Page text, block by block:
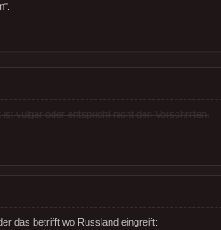
vulgär oder entspricht nicht den Vorschriften.
das betrifft wo Russland eingreift: